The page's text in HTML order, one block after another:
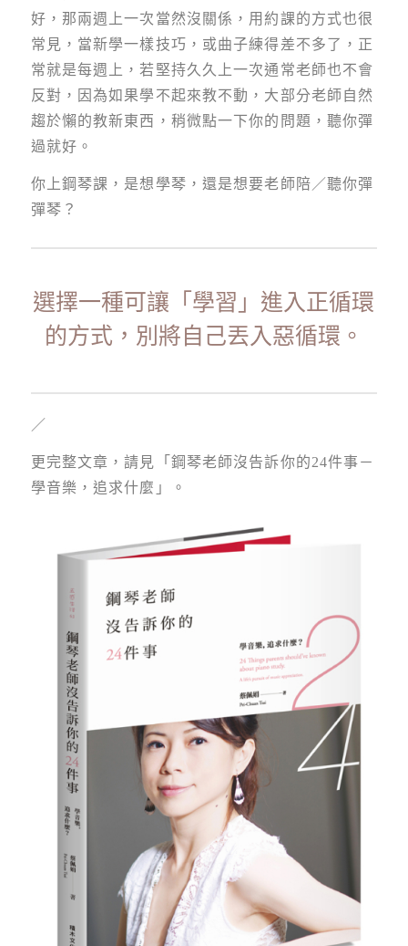
好，那兩週上一次當然沒關係，用約課的方式也很
常見，當新學一樣技巧，或曲子練得差不多了，正
常就是每週上，若堅持久久上一次通常老師也不會
反對，因為如果學不起來教不動，大部分老師自然
趨於懶的教新東西，稍微點一下你的問題，聽你彈
過就好。
你上鋼琴課，是想學琴，還是想要老師陪／聽你彈
彈琴？
選擇一種可讓「學習」進入正循環
的方式，別將自己丟入惡循環。
／
更完整文章，請見「鋼琴老師沒告訴你的24件事－
學音樂，追求什麼」。